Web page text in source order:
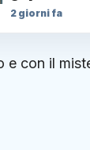
2 giorni fa
con il